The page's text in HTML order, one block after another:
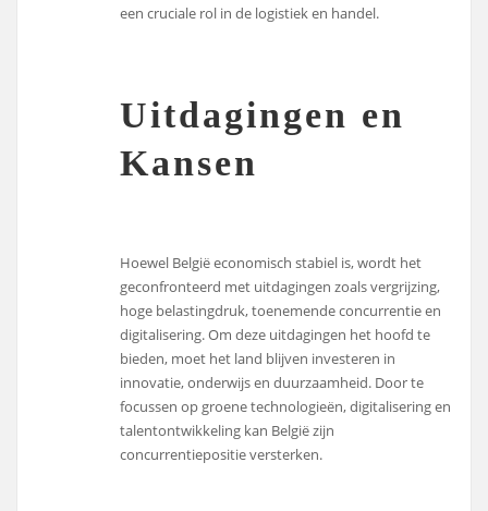
een cruciale rol in de logistiek en handel.
Uitdagingen en
Kansen
Hoewel België economisch stabiel is, wordt het
geconfronteerd met uitdagingen zoals vergrijzing,
hoge belastingdruk, toenemende concurrentie en
digitalisering. Om deze uitdagingen het hoofd te
bieden, moet het land blijven investeren in
innovatie, onderwijs en duurzaamheid. Door te
focussen op groene technologieën, digitalisering en
talentontwikkeling kan België zijn
concurrentiepositie versterken.